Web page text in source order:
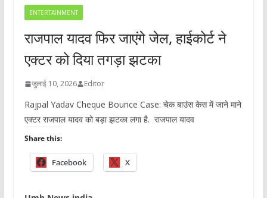
ENTERTAINMENT
राजपाल यादव फिर जाएंगे जेल, हाईकोर्ट ने
एक्टर को दिया तगड़ा झटका
जुलाई 10, 2026 Editor
Rajpal Yadav Cheque Bounce Case: चेक बाउंस केस में जाने माने
एक्टर राजपाल यादव को बड़ा झटका लगा है. राजपाल यादव
Share this:
Facebook X